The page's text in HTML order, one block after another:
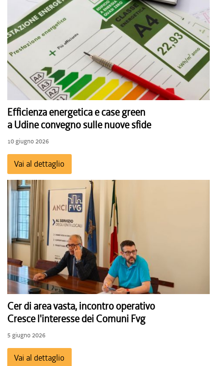
Efficienza energetica e case green
a Udine convegno sulle nuove sfide
10 giugno 2026
Vai al dettaglio
Cer di area vasta, incontro operativo
Cresce l'interesse dei Comuni Fvg
5 giugno 2026
Vai al dettaglio